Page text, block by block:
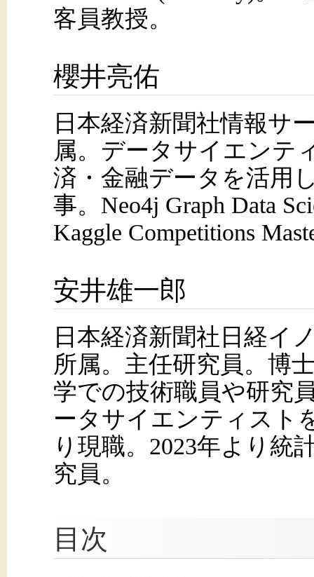
客員教授。
櫻井亮佑
日本経済新聞社情報サ
属。データサイエンテ
済・金融データを活用
事。Neo4j Graph Data
Kaggle Competitions
安井雄一郎
日本経済新聞社日経イ
所属。主任研究員。博
学での技術職員や研究
ータサイエンティスト
り現職。2023年より統
究員。
目次